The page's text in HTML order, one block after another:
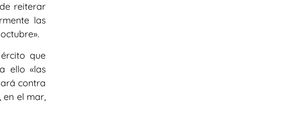
reiterar
las
que
ello «las
contra
el mar,